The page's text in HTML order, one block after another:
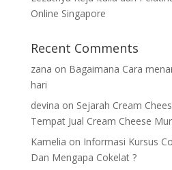
Online Singapore
Recent Comments
zana on Bagaimana Cara
hari
devina on Sejarah Cream
Tempat Jual Cream Cheese
Kamelia on Informasi Kursus
Dan Mengapa Cokelat ?